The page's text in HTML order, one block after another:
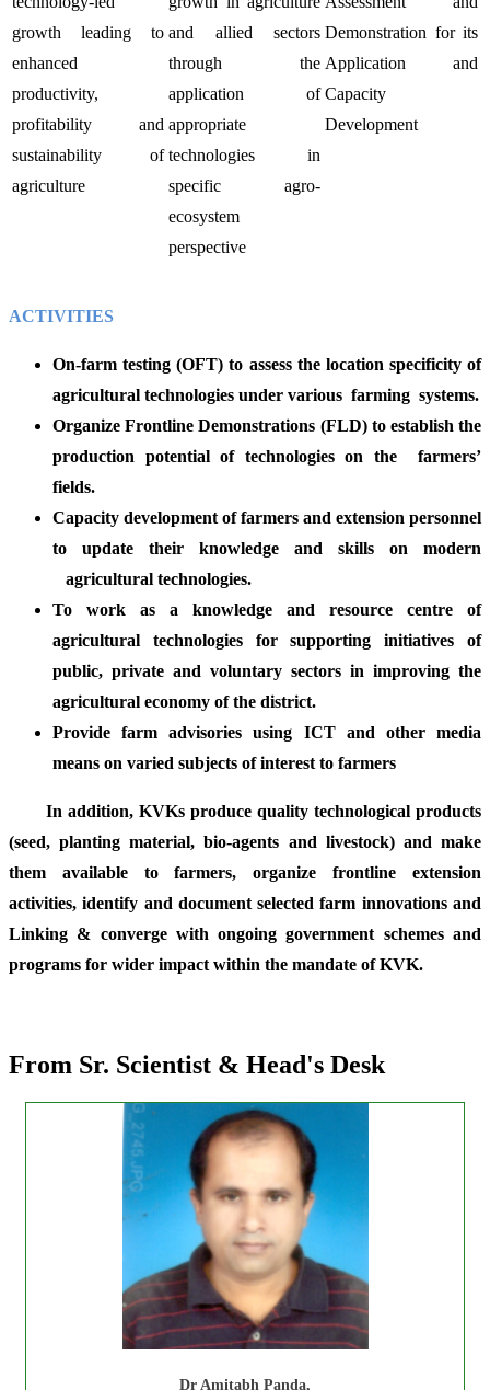
growth leading to
enhanced
productivity,
profitability and
sustainability of
agriculture
and allied sectors
through the
application of
appropriate
technologies in
specific agro-
ecosystem
perspective
Demonstration for its
Application and
Capacity
Development
ACTIVITIES
On-farm testing (OFT) to assess the location specificity of
agricultural technologies under various farming systems.
Organize Frontline Demonstrations (FLD) to establish the
production potential of technologies on the farmers’
fields.
Capacity development of farmers and extension personnel
to update their knowledge and skills on modern
agricultural technologies.
To work as a knowledge and resource centre of
agricultural technologies for supporting initiatives of
public, private and voluntary sectors in improving the
agricultural economy of the district.
Provide farm advisories using ICT and other media
means on varied subjects of interest to farmers
In addition, KVKs produce quality technological products
(seed, planting material, bio-agents and livestock) and make
them available to farmers, organize frontline extension
activities, identify and document selected farm innovations and
Linking & converge with ongoing government schemes and
programs for wider impact within the mandate of KVK.
From Sr. Scientist & Head's Desk
Dr Amitabh Panda,